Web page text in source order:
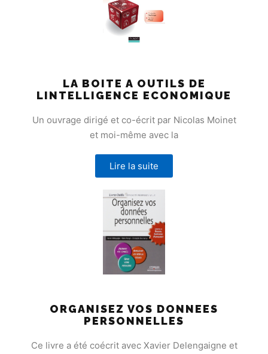
LA BOITE A OUTILS DE
LINTELLIGENCE ECONOMIQUE
Un ouvrage dirigé et co-écrit par Nicolas Moinet
et moi-même avec la
Lire la suite
ORGANISEZ VOS DONNEES
PERSONNELLES
Ce livre a été coécrit avec Xavier Delengaigne et